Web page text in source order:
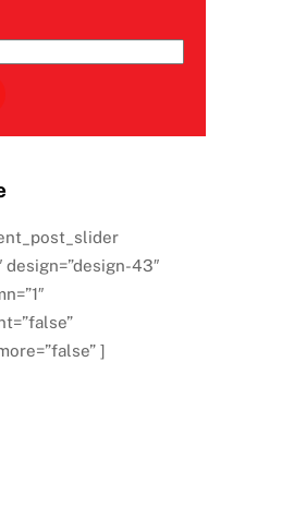
design=”design-43″
]